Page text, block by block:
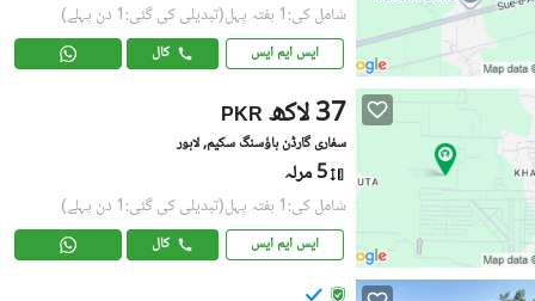
شامل کی:1 ہفتہ پہل (تبدیلی کی گئی:1 دن پہلے)
ایس ایم ایس کال
PKR 37 لاکھ
سفاری گارڈن ہاؤسنگ سکیم, لاہور
5 مرلہ
شامل کی:1 ہفتہ پہل (تبدیلی کی گئی:1 دن پہلے)
ایس ایم ایس کال